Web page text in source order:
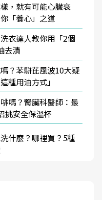
，就有可能心臟衰
「養心」之道
衣達人教你用「2個
去漬
？苯駢芘風波10大疑
種用油方式」
嗎？腎臟科醫師：最
挑安全保溫杯
什麼？哪裡買？5種